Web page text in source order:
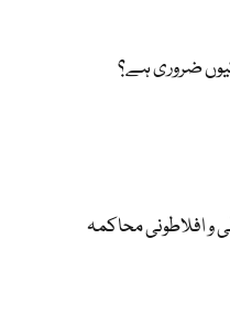
و افلاطونی محاکمہ